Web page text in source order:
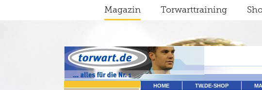
Magazin Torwarttraining
HOME TW.DE-SHOP